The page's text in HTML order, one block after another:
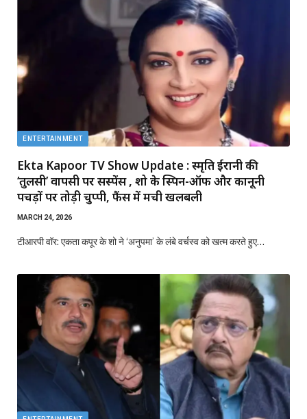
ENTERTAINMENT
Ekta Kapoor TV Show Update : स्मृति ईरानी की
‘तुलसी’ वापसी पर सस्पेंस , शो के स्पिन-ऑफ और कानूनी
पचड़ों पर तोड़ी चुप्पी, फैंस में मची खलबली
MARCH 24, 2026
टीआरपी वॉर: एकता कपूर के शो ने ‘अनुपमा’ के लंबे वर्चस्व को खत्म करते हुए…